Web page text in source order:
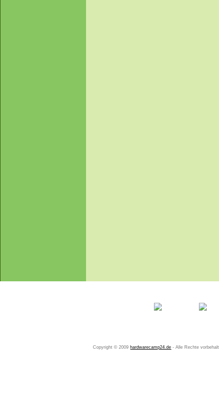
Copyright © 2009 hardwarecamp24.de - Alle Rechte